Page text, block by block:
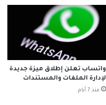
واتساب تعلن إطلاق ميزة جديدة
لإدارة الملفات والمستندات
منذ 7 أيام